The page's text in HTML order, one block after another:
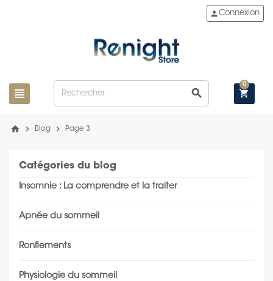
view_headline search
personConnexion
shopping_cart
0
home chevron_right Blog chevron_right Page 3
Catégories du blog
Insomnie : La comprendre et la traiter
Apnée du sommeil
Ronflements
Physiologie du sommeil